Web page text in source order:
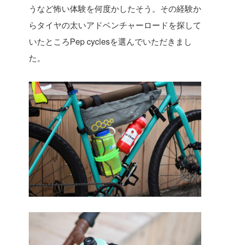
うなど怖い体験を何度かしたそう。その経験か
らタイヤの太いアドベンチャーロードを探して
いたところPep cyclesを選んでいただきまし
た。